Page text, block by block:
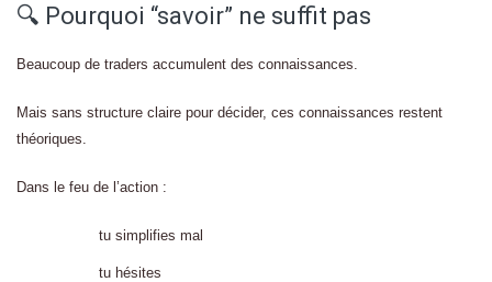
🔍 Pourquoi “savoir” ne suffit pas
Beaucoup de traders accumulent des connaissances.
Mais sans structure claire pour décider, ces connaissances restent
théoriques.
Dans le feu de l’action :
tu simplifies mal
tu hésites